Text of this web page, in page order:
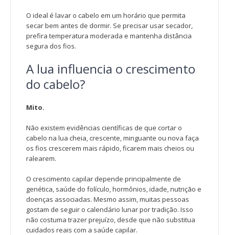
O ideal é lavar o cabelo em um horário que permita
secar bem antes de dormir. Se precisar usar secador,
prefira temperatura moderada e mantenha distância
segura dos fios.
A lua influencia o crescimento
do cabelo?
Mito.
Não existem evidências científicas de que cortar o
cabelo na lua cheia, crescente, minguante ou nova faça
os fios crescerem mais rápido, ficarem mais cheios ou
ralearem.
O crescimento capilar depende principalmente de
genética, saúde do folículo, hormônios, idade, nutrição e
doenças associadas. Mesmo assim, muitas pessoas
gostam de seguir o calendário lunar por tradição. Isso
não costuma trazer prejuízo, desde que não substitua
cuidados reais com a saúde capilar.